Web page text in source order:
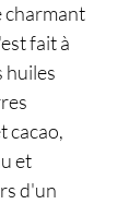
charmant
fait à
huiles
cacao,
et
d'un